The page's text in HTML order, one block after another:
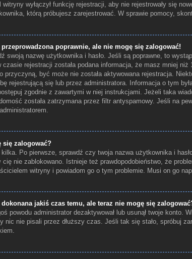
witryny wyłączył funkcję rejestracji, aby nie rejestrowały się
którą próbujesz zarejestrować. W sprawie pomocy,
przeprowadzona poprawnie, ale nie mogę się zalogować!
swoją nazwę użytkownika i hasło. Jeśli są poprawne, to
rejestracji została podana informacja, że masz mniej
przyczyną, być może nie została aktywowana rejestracja.
rejestrującą się lub przez administratora. Informacja o tym
zgodnie z zawartymi w niej instrukcjami. Jeżeli taka
została zatrzymana przez filtr antyspamowy. Jeśli na
się zalogować?
Po pierwsze, sprawdź czy twoja nazwa użytkownika i
nie zablokowano. Istnieje też prawdopodobieństwo, że
witryny i powiadom go o tym problemie. Musi on go
dokonana jakiś czas temu, ale teraz nie mogę się
powodu administrator dezaktywował lub usunął twoje
nic nie pisali przez dłuższy czas. Jeśli tak się stało, spróbuj